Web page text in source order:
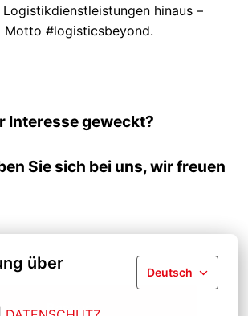
über
Deutsch
hinaus –
Motto #logisticsbeyond.
Interesse geweckt?
Sie sich bei uns, wir freuen
Başvur